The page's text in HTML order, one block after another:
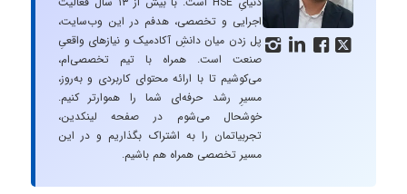
   
اجرایی و تخصصی، هدفم در این وب‌سایت،
پل زدن میان دانشِ آکادمیک و نیازهای واقعیِ
صنعت است. همراه با تیم تخصصی‌ام،
می‌کوشیم تا با ارائه محتوای کاربردی و به‌روز،
مسیرِ رشد حرفه‌ای شما را هموارتر کنیم.
خوشحال می‌شوم در صفحه لینکدین،
تجربیاتمان را به اشتراک بگذاریم و در این
مسیر تخصصی همراه هم باشیم.